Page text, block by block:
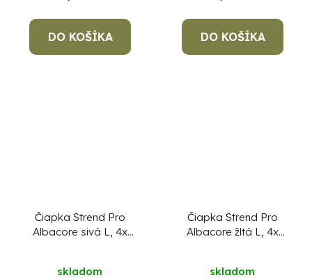
DO KOŠÍKA DO KOŠÍKA
Čiapka Strend Pro
Albacore sivá L, 4x
skladom
Čiapka Strend Pro
Albacore žltá L, 4x
skladom